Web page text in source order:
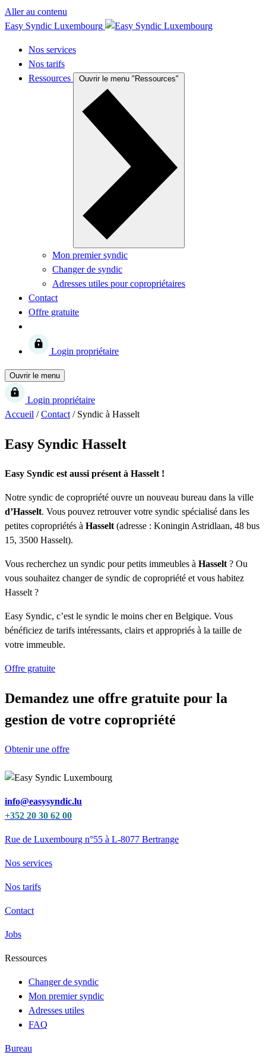
Aller au contenu
Easy Syndic Luxembourg
Nos services
Nos tarifs
Ressources
Ouvrir le menu "Ressources"
Mon premier syndic
Changer de syndic
Adresses utiles pour copropriétaires
Contact
Offre gratuite
Login propriétaire
Ouvrir le menu
Login propriétaire
Accueil /Contact / Syndic à Hasselt
Easy Syndic Hasselt
Easy Syndic est aussi présent à Hasselt !
Notre syndic de copropriété ouvre un nouveau bureau dans la ville
d’Hasselt. Vous pouvez retrouver votre syndic spécialisé dans les
petites copropriétés à Hasselt (adresse : Koningin Astridlaan, 48 bus
15, 3500 Hasselt).
Vous recherchez un syndic pour petits immeubles à Hasselt ? Ou
vous souhaitez changer de syndic de copropriété et vous habitez
Hasselt ?
Easy Syndic, c’est le syndic le moins cher en Belgique. Vous
bénéficiez de tarifs intéressants, clairs et appropriés à la taille de
votre immeuble.
Offre gratuite
Demandez une offre gratuite pour la
gestion de votre copropriété
Obtenir une offre
info@easysyndic.lu
+352 20 30 62 00
Rue de Luxembourg n°55 à L-8077 Bertrange
Nos services
Nos tarifs
Contact
Jobs
Ressources
Changer de syndic
Mon premier syndic
Adresses utiles
FAQ
Bureau